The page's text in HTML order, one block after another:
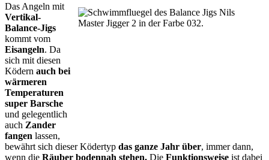
Das Angeln mit
Vertikal-
Balance-Jigs
kommt vom
Eisangeln. Da
sich mit diesen
Ködern auch bei
wärmeren
Temperaturen
super Barsche
und gelegentlich
auch Zander
fangen lassen,
bewährt sich dieser Ködertyp das ganze Jahr über, immer dann,
wenn die Räuber bodennah stehen. Die Funktionsweise ist dabei